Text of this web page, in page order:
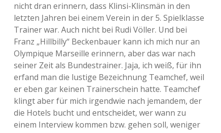
nicht dran erinnern, dass Klinsi-Klinsmän in den
letzten Jahren bei einem Verein in der 5. Spielklasse
Trainer war. Auch nicht bei Rudi Völler. Und bei
Franz „Hillbilly“ Beckenbauer kann ich mich nur an
Olympique Marseille erinnern, aber das war nach
seiner Zeit als Bundestrainer. Jaja, ich weiß, für ihn
erfand man die lustige Bezeichnung Teamchef, weil
er eben gar keinen Trainerschein hatte. Teamchef
klingt aber für mich irgendwie nach jemandem, der
die Hotels bucht und entscheidet, wer wann zu
einem Interview kommen bzw. gehen soll, weniger